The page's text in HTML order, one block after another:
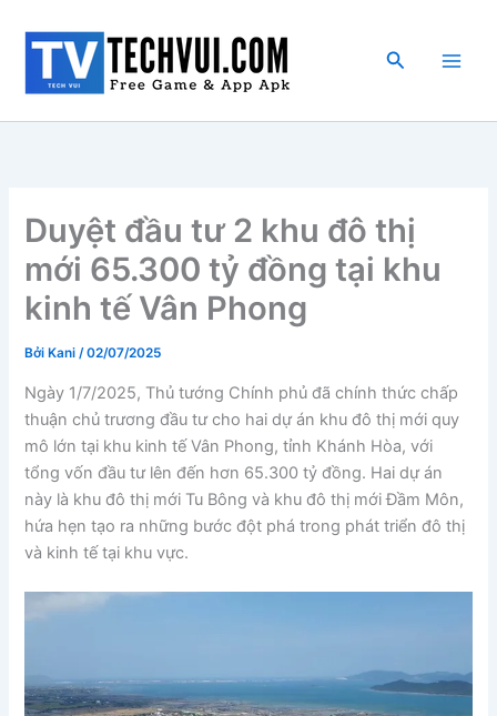
dung
Tìm
Duyệt đầu tư 2 khu đô thị
mới 65.300 tỷ đồng tại khu
kinh tế Vân Phong
Bởi Kani/02/07/2025
Ngày 1/7/2025, Thủ tướng Chính phủ đã chính thức chấp
thuận chủ trương đầu tư cho hai dự án khu đô thị mới quy
mô lớn tại khu kinh tế Vân Phong, tỉnh Khánh Hòa, với
tổng vốn đầu tư lên đến hơn 65.300 tỷ đồng. Hai dự án
này là khu đô thị mới Tu Bông và khu đô thị mới Đầm Môn,
hứa hẹn tạo ra những bước đột phá trong phát triển đô thị
và kinh tế tại khu vực.